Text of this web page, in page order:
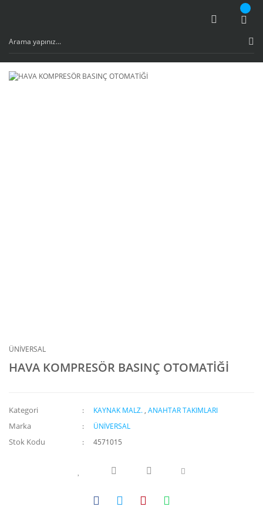
ÜNİVERSAL
HAVA KOMPRESÖR BASINÇ OTOMATİĞİ
Kategori KAYNAK MALZ. ,ANAHTAR TAKIMLARI
Marka ÜNİVERSAL
Stok Kodu 4571015